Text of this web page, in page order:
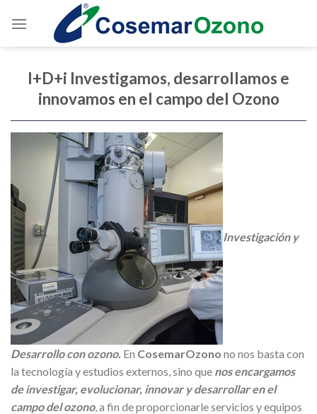
I+D+i Investigamos, desarrollamos e
innovamos en el campo del Ozono
Investigación y
Desarrollo con ozono. En CosemarOzono no nos basta con
la tecnología y estudios externos, sino que nos encargamos
de investigar, evolucionar, innovar y desarrollar en el
campo del ozono, a fin de proporcionarle servicios y equipos